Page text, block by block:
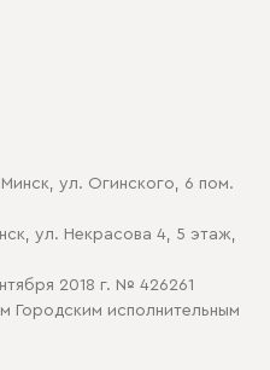
cookieул. Огинского, 6 пом.
ул. Некрасова 4, 5 этаж,
2018 г. № 426261
Городским исполнительным